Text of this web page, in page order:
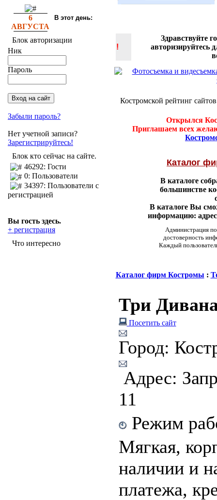
6
АВГУСТА
В этот день:
Блок авторизации
Ник
Пароль
Забыли пароль?
Нет учетной записи?
Зарегистрируйтесь!
Блок кто сейчас на сайте.
46292: Гости
0: Пользователи
34397: Пользователи с
регистрацией
Вы гость здесь.
+ регистрация
Что интересно
!
Здравствуйте
авторизируйтесь
Костромской рейтинг сайтов
Открылся
Приглашаем всех
Каталог
В каталоге
большинстве
В каталоге Вы
информацию:
Администрация
достоверность
Каждый
Каталог фирм Костромы :
Три
Посетить сайт
Город:
Адрес:
11
Режим
Мягкая,
наличии и
платежа,